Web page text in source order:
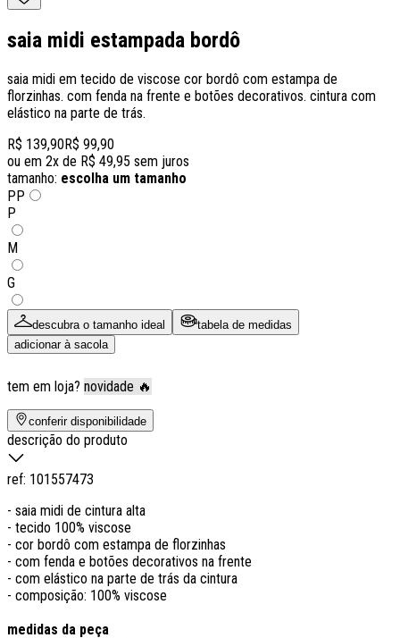
saia midi estampada bordô
saia midi em tecido de viscose cor bordô com estampa de
florzinhas. com fenda na frente e botões decorativos. cintura com
elástico na parte de trás.
R$ 139,90R$ 99,90
ou em 2x de R$ 49,95 sem juros
tamanho: escolha um tamanho
PP
P
M
G
descubra o tamanho ideal
tabela de medidas
adicionar à sacola
tem em loja? novidade 🔥
conferir disponibilidade
descrição do produto
ref: 101557473
- saia midi de cintura alta
- tecido 100% viscose
- cor bordô com estampa de florzinhas
- com fenda e botões decorativos na frente
- com elástico na parte de trás da cintura
- composição: 100% viscose
medidas da peça